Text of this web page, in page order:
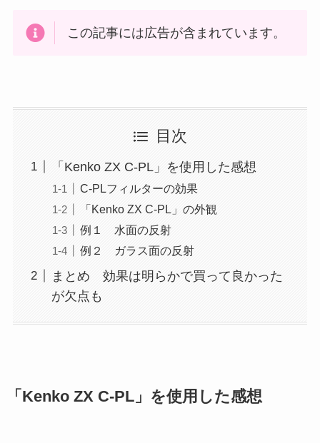
この記事には広告が含まれています。
目次
「Kenko ZX C-PL」を使用した感想
C-PLフィルターの効果
「Kenko ZX C-PL」の外観
例１ 水面の反射
例２ ガラス面の反射
まとめ 効果は明らかで買って良かった
が欠点も
「Kenko ZX C-PL」を使用した感想